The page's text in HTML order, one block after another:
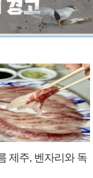
제주, 벤자리와 독